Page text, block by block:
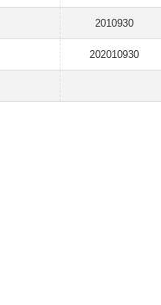
2010930
202010930